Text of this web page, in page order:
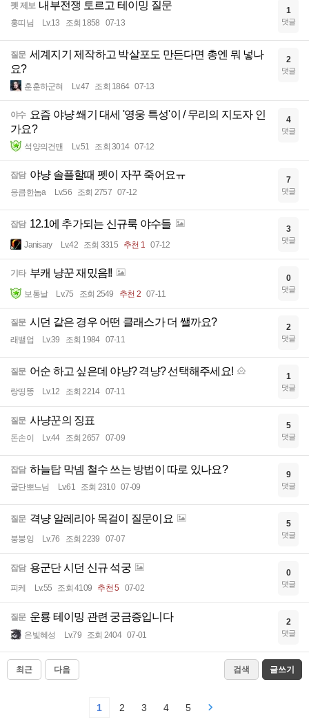
펫 제보 내부전쟁 토르고 테이밍 질문
홍띠님 Lv.13 조회 1858 07-13
1
댓글
질문 세계지기 제작하고 박살포도 만든다면 총엔 뭐 넣나
요?
훈훈하군혀 Lv.47 조회 1864 07-13
2
댓글
야수 요즘 야냥 쐐기 대세 '영웅 특성'이 / 무리의 지도자 인
가요?
석양의건맨 Lv.51 조회 3014 07-12
4
댓글
잡담 야냥 솔플할때 펫이 자꾸 죽어요ㅠ
응큼한놈a Lv.56 조회 2757 07-12
7
댓글
잡담 12.1에 추가되는 신규룩 야수들
Janisary Lv.42 조회 3315 추천 1 07-12
3
댓글
기타 부캐 냥꾼 재밌음!!
보통날 Lv.75 조회 2549 추천 2 07-11
0
댓글
질문 시던 같은 경우 어떤 클래스가 더 쌜까요?
래밸업 Lv.39 조회 1984 07-11
2
댓글
질문 어순 하고 싶은데 야냥? 격냥? 선택해주세요!
랑띵똥 Lv.12 조회 2214 07-11
1
댓글
질문 사냥꾼의 징표
돈손이 Lv.44 조회 2657 07-09
5
댓글
잡담 하늘탑 막넴 철수 쓰는 방법이 따로 있나요?
굴단뽀느님 Lv.61 조회 2310 07-09
9
댓글
질문 격냥 알레리아 목걸이 질문이요
붕붕잉 Lv.76 조회 2239 07-07
5
댓글
잡담 용군단 시던 신규 석궁
피케 Lv.55 조회 4109 추천 5 07-02
0
댓글
질문 운룡 테이밍 관련 궁금증입니다
은빛혜성 Lv.79 조회 2404 07-01
2
댓글
최근 다음 검색 글쓰기
1 2 3 4 5